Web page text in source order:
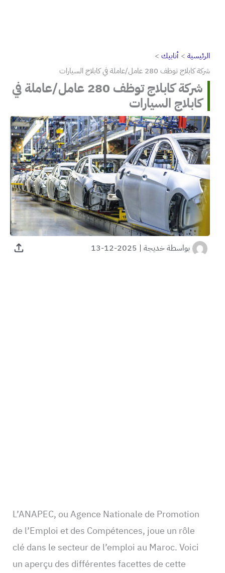
الرئيسية
أنابيك
شركة كابلاج توظف 280 عامل/عاملة في كابلاج السيارات
شركة كابلاج توظف 280 عامل/عاملة في
كابلاج السيارات
بواسطةخديجة |
2025-12-13
L’ANAPEC, ou Agence Nationale de Promotion
de l’Emploi et des Compétences, joue un rôle
clé dans le secteur de l’emploi au Maroc. Voici
un aperçu des différentes facettes de cette